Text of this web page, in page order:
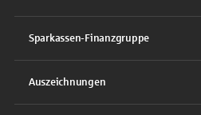
Sparkassen-Finanzgruppe
Auszeichnungen